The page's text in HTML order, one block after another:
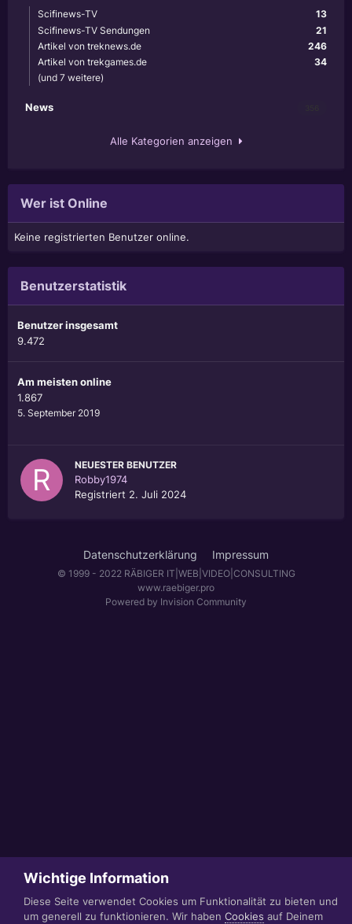
13
Scifinews-TV
21
Scifinews-TV Sendungen
246
Artikel von treknews.de
34
Artikel von trekgames.de
(und 7 weitere)
News
Alle Kategorien anzeigen
Wer ist Online
Keine registrierten Benutzer online.
Benutzerstatistik
Benutzer insgesamt
9.472
Am meisten online
1.867
5. September 2019
NEUESTER BENUTZER
Robby1974
Registriert 2. Juli 2024
Datenschutzerklärung Impressum
© 1999 - 2022 RÄBIGER IT|WEB|VIDEO|CONSULTING
www.raebiger.pro
Powered by Invision Community
Wichtige Information
Diese Seite verwendet Cookies um Funktionalität zu bieten und
um generell zu funktionieren. Wir haben Cookies auf Deinem